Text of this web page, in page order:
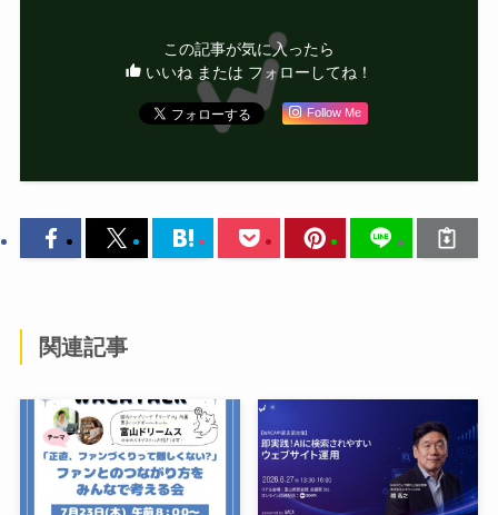
この記事が気に入ったら
いいね または フォローしてね！
Follow Me
関連記事